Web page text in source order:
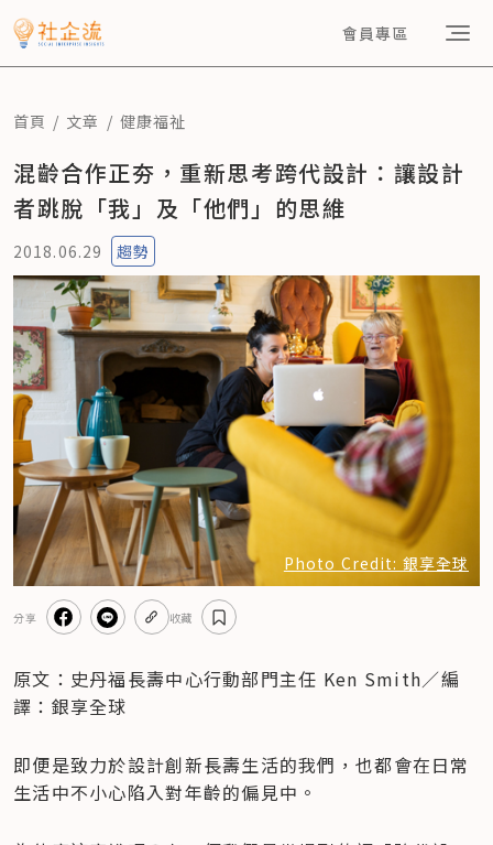
會員專區
首頁 文章 健康福祉
混齡合作正夯，重新思考跨代設計：讓設計
者跳脫「我」及「他們」的思維
2018.06.29 趨勢
Photo Credit: 銀享全球
分享 收藏
原文：史丹福長壽中心行動部門主任 Ken Smith／編
譯：銀享全球
即便是致力於設計創新長壽生活的我們，也都會在日常
生活中不小心陷入對年齡的偏見中。